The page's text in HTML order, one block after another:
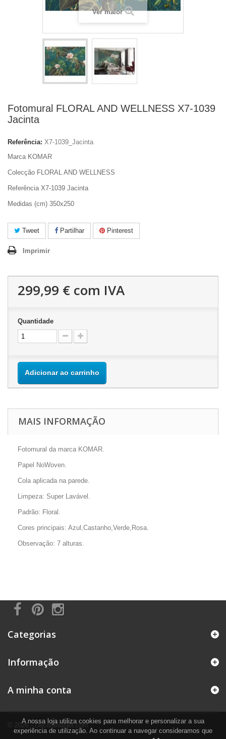
Ver maior
Fotomural FLORAL AND WELLNESS X7-1039
Jacinta
Referência: X7-1039_Jacinta
Marca KOMAR
Colecção FLORAL AND WELLNESS
Referência X7-1039 Jacinta
Medidas (cm) 350x250
Tweet Partilhar Pinterest
Imprimir
299,99 € com IVA
Quantidade
Adicionar ao carrinho
MAIS INFORMAÇÃO
Fotomural da marca KOMAR.
Papel NoWoven.
Cola aplicada na parede.
Limpeza: Super Lavável.
Padrão: Floral.
Cores principais: Azul,Castanho,Verde,Rosa.
Observação: 7 alturas.
Categorias
Informação
© 2026 - DecoraNaNet.com
A minha conta
A nossa loja utiliza cookies para melhorar e personalizar a sua
experiência de utilização. Ao continuar a navegar consideramos que